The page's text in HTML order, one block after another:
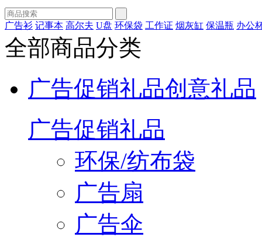
广告衫 记事本 高尔夫 U盘 环保袋 工作证 烟灰缸 保温瓶 办公
全部商品分类
广告促销礼品创意礼品
广告促销礼品
环保/纺布袋
广告扇
广告伞